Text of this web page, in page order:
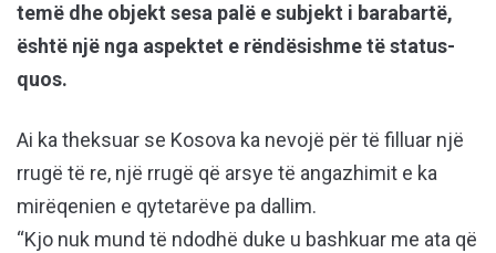
temë dhe objekt sesa palë e subjekt i barabartë,
është një nga aspektet e rëndësishme të status-
quos.
Ai ka theksuar se Kosova ka nevojë për të filluar një
rrugë të re, një rrugë që arsye të angazhimit e ka
mirëqenien e qytetarëve pa dallim.
“Kjo nuk mund të ndodhë duke u bashkuar me ata që